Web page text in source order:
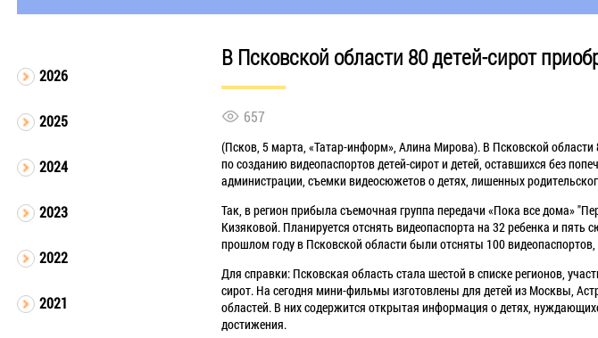
2026
2025
2024
2023
2022
2021
В Псковской области 80 детей-сирот
657
(Псков, 5 марта, «Татар-информ», Алина Мирова). В Псковской
по созданию видеопаспортов детей-сирот и детей, оставшихся без
администрации, съемки видеосюжетов о детях, лишенных
Так, в регион прибыла съемочная группа передачи «Пока все дома»
Кизяковой. Планируется отснять видеопаспорта на 32 ребенка и
прошлом году в Псковской области были отсняты 100
Для справки: Псковская область стала шестой в списке регионов,
сирот. На сегодня мини-фильмы изготовлены для детей из Москвы,
областей. В них содержится открытая информация о детях,
достижения.